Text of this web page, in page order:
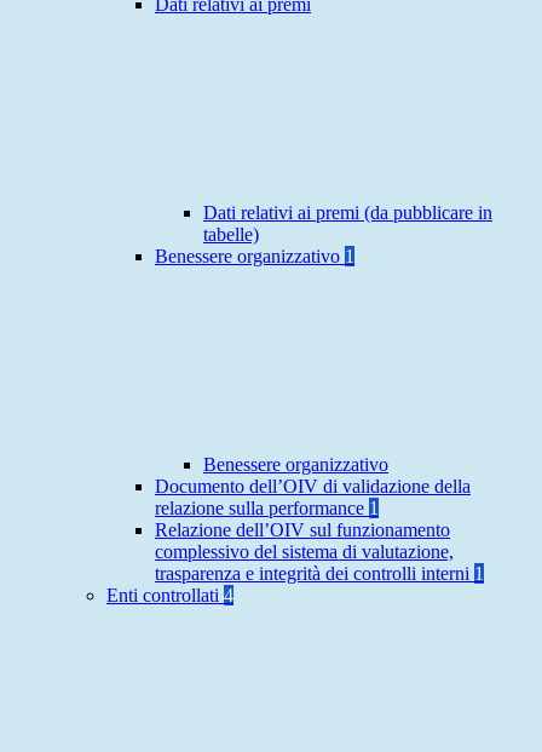
Dati relativi ai premi
Dati relativi ai premi (da pubblicare in
tabelle)
Benessere organizzativo 1
Benessere organizzativo
Documento dell’OIV di validazione della
relazione sulla performance 1
Relazione dell’OIV sul funzionamento
complessivo del sistema di valutazione,
trasparenza e integrità dei controlli interni 1
Enti controllati 4